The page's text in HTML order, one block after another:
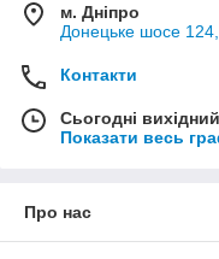
м. Дніпро
Донецьке шосе 124,
Контакти
Сьогодні вихідний
Показати весь
Про нас